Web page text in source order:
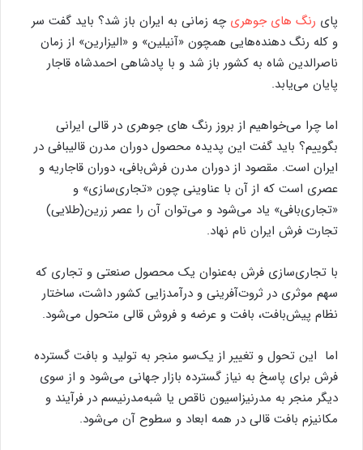
پای رنگ های جوهری چه زمانی به ایران باز شد؟ باید گفت سر
و کله رنگ دهنده‌هایی همچون «آنیلین» و «الیزارین» از زمان
ناصرالدین شاه به کشور باز شد و با پادشاهی احمدشاه قاجار
پایان می‌یابد.
اما چرا می‌خواهیم از بروز رنگ‌ های جوهری در قالی ایرانی
بگوییم؟ باید گفت این پدیده محصول دوران مدرن قالیبافی در
ایران است. مقصود از دوران مدرن فرش‌بافی، دوران قاجاریه و
عصری است که از آن با عناوینی چون «تجاری‌سازی» و
«تجاری‌بافی» یاد می‌شود و می‌توان آن را عصر زرین(طلایی)
تجارت فرش ایران نام نهاد.
با تجاری‌سازی فرش به‌عنوان یک محصول صنعتی و تجاری که
سهم موثری در ثروت‌آفرینی و درآمدزایی کشور داشت، ساختار
نظام پیش‌بافت، بافت و عرضه و فروش قالی متحول می‌شود.
اما این تحول و تغییر از یک‌سو منجر به تولید و بافت گسترده
فرش برای پاسخ به نیاز گسترده بازار جهانی می‌شود و از سوی
دیگر منجر به مدرنیزاسیون ناقص یا شبه‌مدرنیسم در فرآیند و
مکانیزم بافت قالی در همه ابعاد و سطوح آن می‌شود.